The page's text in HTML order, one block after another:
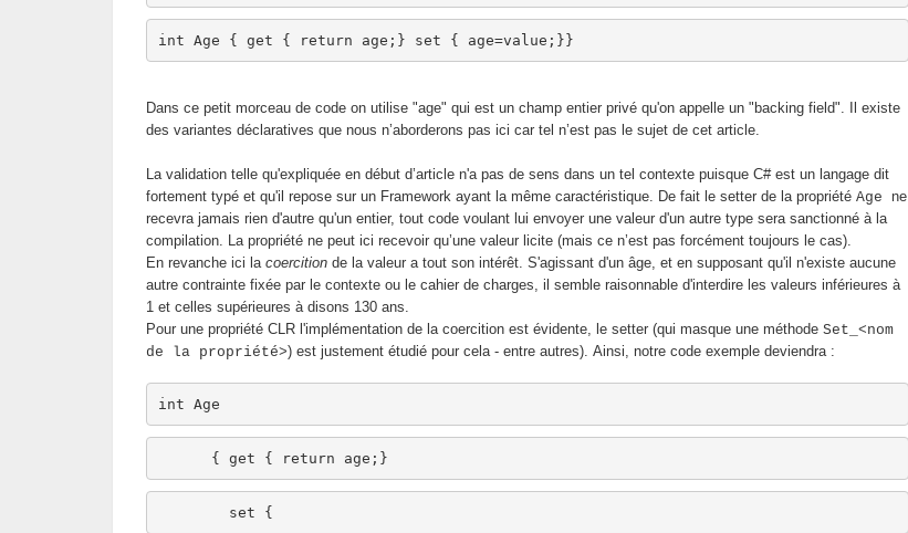
int Age { get { return age;} set { age=value ;}}
Dans ce petit morceau de code on utilise "age" qui est un champ entier privé qu'on appelle un "backing field". Il existe
des variantes déclaratives que nous n’aborderons pas ici car tel n’est pas le sujet de cet article.
La validation telle qu'expliquée en début d’article n'a pas de sens dans un tel contexte puisque C# est un langage dit
fortement typé et qu'il repose sur un Framework ayant la même caractéristique. De fait le setter de la propriété Age ne
recevra jamais rien d'autre qu'un entier, tout code voulant lui envoyer une valeur d'un autre type sera sanctionné à la
compilation. La propriété ne peut ici recevoir qu’une valeur licite (mais ce n’est pas forcément toujours le cas).
En revanche ici la coercition de la valeur a tout son intérêt. S'agissant d'un âge, et en supposant qu'il n'existe aucune
autre contrainte fixée par le contexte ou le cahier de charges, il semble raisonnable d'interdire les valeurs inférieures à
1 et celles supérieures à disons 130 ans.
Pour une propriété CLR l'implémentation de la coercition est évidente, le setter (qui masque une méthode Set_<nom
de la propriété>) est justement étudié pour cela - entre autres). Ainsi, notre code exemple deviendra :
int Age
      { get {
return age;}
        set {